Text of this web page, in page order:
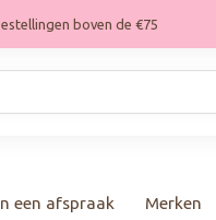
boven de €75
een afspraak Merken